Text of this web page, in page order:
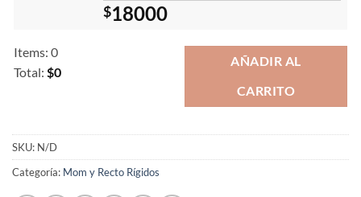
$18000
Items: 0
Total: $0
total
is
AÑADIR AL
CARRITO
SKU: N/D
Categoría: Mom y Recto Rígidos